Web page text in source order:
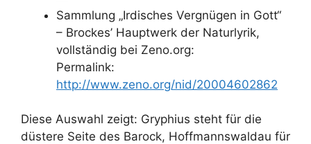
Sammlung „Irdisches Vergnügen in Gott“
– Brockes’ Hauptwerk der Naturlyrik,
vollständig bei Zeno.org:
Permalink:
http://www.zeno.org/nid/20004602862
Diese Auswahl zeigt: Gryphius steht für die
düstere Seite des Barock, Hoffmannswaldau für